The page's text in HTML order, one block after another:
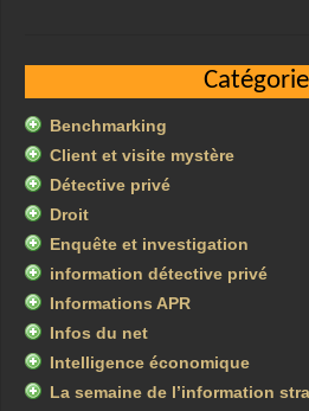
Benchmarking
Client et visite mystère
Détective privé
Droit
Enquête et investigation
information détective privé
Informations APR
Infos du net
Intelligence économique
La semaine de l’information